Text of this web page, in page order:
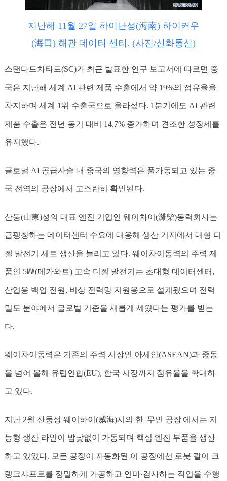
지난해 11월 27일 하이난성(海南) 하이커우
(海口) 해관 데이터 센터. (사진/신화통신)
스탠다드차타드(SC)가 최근 발표한 연구 보고서에 따르면 중
국은 지난해 세계 AI 관련 제품 수출에서 약 19%의 점유율을
차지하며 세계 1위 수출국으로 올라섰다. 1분기에도 AI 관련
제품 수출은 전년 동기 대비 14.7% 증가하며 견조한 성장세를
유지했다.
글로벌 AI 공급사슬 내 중국의 영향력은 풀가동되고 있는 중
국 전역의 공장에서 고스란히 확인된다.
산둥(山東)성의 대표 엔진 기업인 웨이차이(濰柴)동력회사는
급팽창하는 데이터센터 수요에 대응해 생산 기지에서 대형 디
젤 발전기 세트 생산을 늘리고 있다. 웨이차이동력의 주력 제
품인 5㎿(메가와트) 고속 디젤 발전기는 초대형 데이터센터,
산업용 백업 전원, 비상 전력망 지원용으로 설계됐으며 전력
밀도 분야에서 글로벌 기준을 새롭게 세웠다는 평가를 받는
다.
웨이차이동력은 기존의 주력 시장인 아세안(ASEAN)과 중동
을 넘어 올해 유럽연합(EU), 한국 시장까지 점유율을 확대하
고 있다.
지난 2월 산둥성 웨이하이(威海)시의 한 '무인 공장'에서는 지
능형 생산 라인이 밤낮없이 가동되며 핵심 엔진 부품을 생산
하고 있었다. 모든 공정이 자동화된 이 공장에선 로봇 팔이 크
랭크샤프트를 정밀하게 가공하고 연마·검사하는 작업을 수행